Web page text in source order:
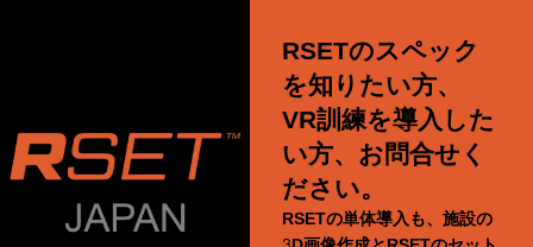
RSETのスペック
を知りたい方、
VR訓練を導入した
い方、お問合せく
ださい。
RSETの単体導入も、施設の